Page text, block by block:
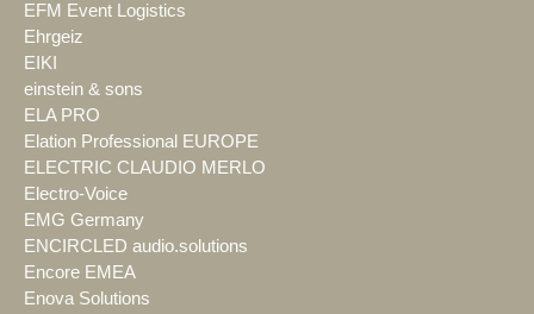
EFM Event Logistics
Ehrgeiz
EIKI
einstein & sons
ELA PRO
Elation Professional EUROPE
ELECTRIC CLAUDIO MERLO
Electro-Voice
EMG Germany
ENCIRCLED audio.solutions
Encore EMEA
Enova Solutions